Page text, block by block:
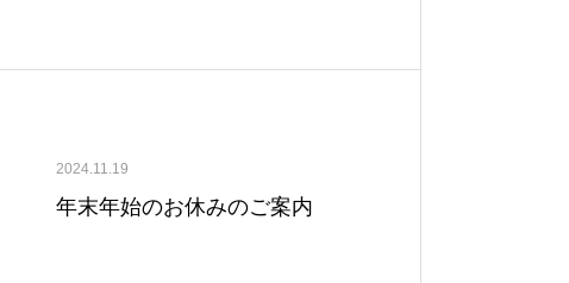
2024.11.19
年末年始のお休みのご案内